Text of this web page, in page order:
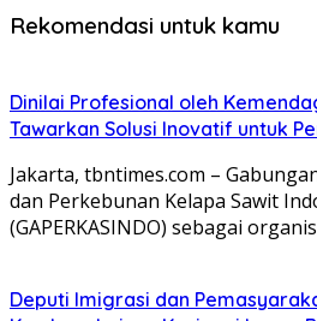
Rekomendasi untuk kamu
Dinilai Profesional oleh
Tawarkan Solusi Inovatif untuk
Jakarta, tbntimes.com –
dan Perkebunan Kelapa Sawit
(GAPERKASINDO) sebagai
Deputi Imigrasi dan